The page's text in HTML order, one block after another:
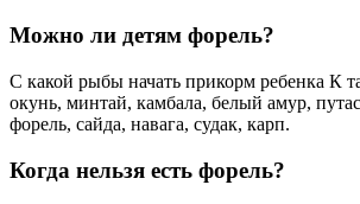
Можно ли детям форель?
С какой рыбы начать прикорм ребенка К
окунь, минтай, камбала, белый амур,
форель, сайда, навага, судак, карп.
Когда нельзя есть форель?